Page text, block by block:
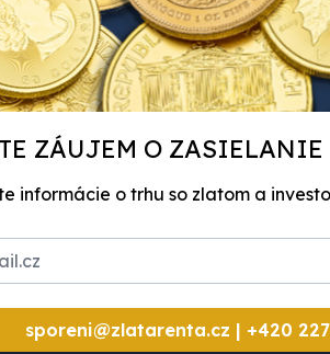
ZÁUJEM O
informácie o trhu so zlatom a
sporeni@zlatarenta.cz | +420